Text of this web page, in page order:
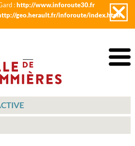
:http://www.inforoute30.fr
geo.herault.fr/inforoute/index.html